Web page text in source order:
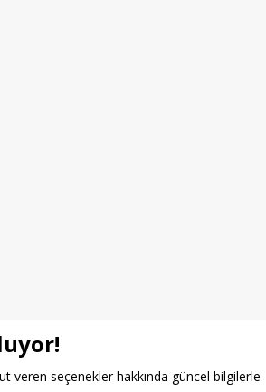
veren seçenekler hakkında güncel bilgilerle